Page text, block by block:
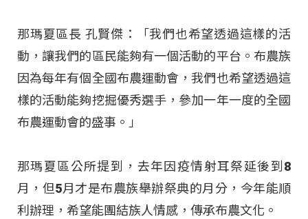
那瑪夏區長 孔賢傑：「我們也希望透過這樣的活
動，讓我們的區民能夠有一個活動的平台。布農族
因為每年有個全國布農運動會，我們也希望透過這
樣的活動能夠挖掘優秀選手，參加一年一度的全國
布農運動會的盛事。」
那瑪夏區公所提到，去年因疫情射耳祭延後到8
月，但5月才是布農族舉辦祭典的月分，今年能順
利辦理，希望能團結族人情感，傳承布農文化。